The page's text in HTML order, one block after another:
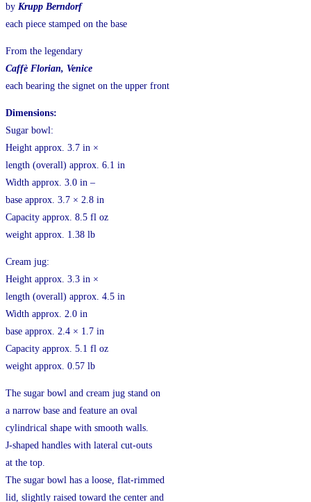
by Krupp Berndorf
each piece stamped on the base
From the legendary
Caffè Florian, Venice
each bearing the signet on the upper front
Dimensions:
Sugar bowl:
Height approx. 3.7 in ×
length (overall) approx. 6.1 in
Width approx. 3.0 in –
base approx. 3.7 × 2.8 in
Capacity approx. 8.5 fl oz
weight approx. 1.38 lb
Cream jug:
Height approx. 3.3 in ×
length (overall) approx. 4.5 in
Width approx. 2.0 in
base approx. 2.4 × 1.7 in
Capacity approx. 5.1 fl oz
weight approx. 0.57 lb
The sugar bowl and cream jug stand on
a narrow base and feature an oval
cylindrical shape with smooth walls.
J-shaped handles with lateral cut-outs
at the top.
The sugar bowl has a loose, flat-rimmed
lid, slightly raised toward the center and